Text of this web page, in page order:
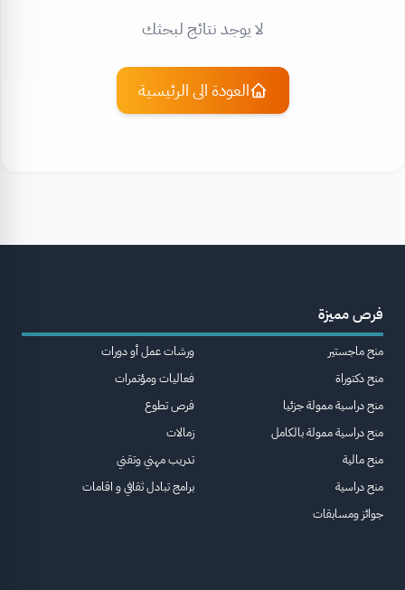
لا يوجد نتائج لبحثك
العودة الى الرئيسية
فرص مميزة
منح ماجستير
منح دكتوراة
منح دراسية ممولة جزئيا
منح دراسية ممولة بالكامل
منح مالية
منح دراسية
جوائز ومسابقات
ورشات عمل أو دورات
فعاليات ومؤتمرات
فرص تطوع
زمالات
تدريب مهني وتقني
برامج تبادل ثقافي و اقامات